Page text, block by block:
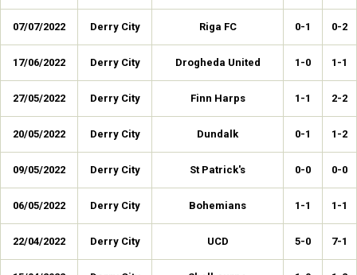
07/07/2022 Derry City Riga FC 0-1 0-2
17/06/2022 Derry City Drogheda United 1-0 1-1
27/05/2022 Derry City Finn Harps 1-1 2-2
20/05/2022 Derry City Dundalk 0-1 1-2
09/05/2022 Derry City St Patrick's 0-0 0-0
06/05/2022 Derry City Bohemians 1-1 1-1
22/04/2022 Derry City UCD 5-0 7-1